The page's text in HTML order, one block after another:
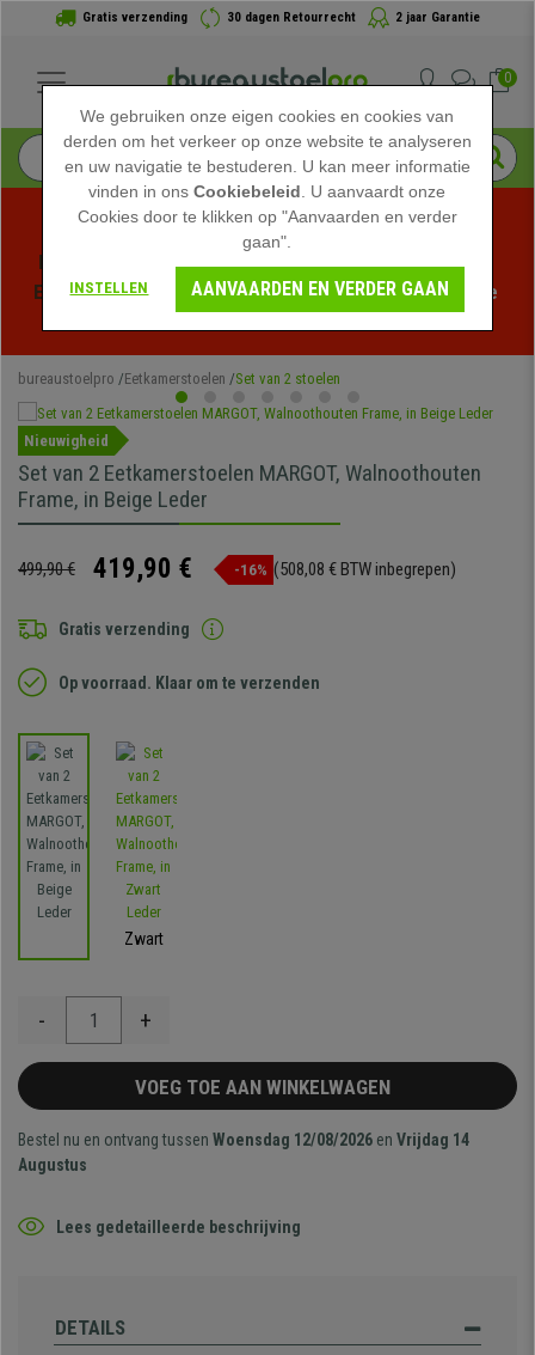
Gratis verzending 30 dagen Retourrecht 2 jaar Garantie
0
Profiteer van de Zomeruitverkoop bij bureaustoelpro!
Exclusieve kortingen voor een beperkte tijd - Bekijk de
bureaustoelpro Eetkamerstoelen Set van 2 stoelen
Nieuwigheid
Set van 2 Eetkamerstoelen MARGOT, Walnoothouten
Frame, in Beige Leder
499,90 € 419,90 € -16% (508,08 € BTW inbegrepen)
Gratis verzending
Op voorraad. Klaar om te verzenden
Zwart
- +
VOEG TOE AAN WINKELWAGEN
Bestel nu en ontvang tussen Woensdag 12/08/2026 en Vrijdag 14
Augustus
Lees gedetailleerde beschrijving
DETAILS
We gebruiken onze eigen cookies en cookies van
derden om het verkeer op onze website te analyseren
en uw navigatie te bestuderen. U kan meer informatie
vinden in onsCookiebeleid . U aanvaardt onze
Cookies door te klikken op "Aanvaarden en verder
gaan".
INSTELLEN AANVAARDEN EN VERDER GAAN